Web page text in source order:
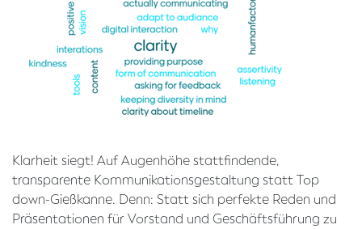
Klarheit siegt! Auf Augenhöhe stattfindende,
transparente Kommunikationsgestaltung statt Top
down-Gießkanne. Denn: Statt sich perfekte Reden und
Präsentationen für Vorstand und Geschäftsführung zu